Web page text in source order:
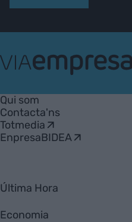
Empresa
Qui som
Contacta'ns
Totmedia
EnpresaBIDEA
Última Hora
Economia